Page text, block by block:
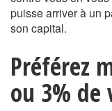
puisse arriver à un
son capital.
Préférez
ou 3%